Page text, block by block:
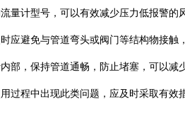
量计型号，可以有效减少压力低报警的
应避免与管道弯头或阀门等结构物接触
部，保持管道通畅，防止堵塞，可以减
过程中出现此类问题，应及时采取有效